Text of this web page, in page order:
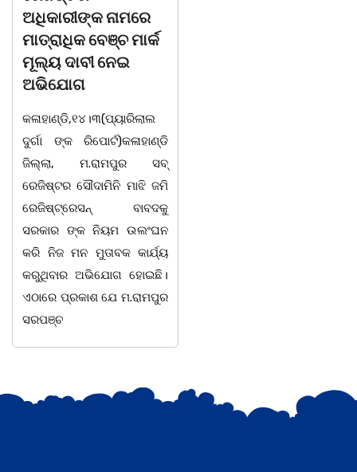
ଅଧିକାରୀଙ୍କ ନାମରେ
ମାତ୍ରାଧିକ ବେଞ୍ଚ ମାର୍କ
ମୂଲ୍ୟ ଦାବୀ ନେଇ
ଅଭିଯୋଗ
କଳାହାଣ୍ଡି,୧୪।୩(ପ୍ୟାରିଲାଲ
ଦୁର୍ଗା ଙ୍କ ରିପୋର୍ଟ)କଳାହାଣ୍ଡି
ଜିଲ୍ଲା, ମ.ରାମପୁର ସବ୍
ରେଜିଷ୍ଟର ସୌଦାମିନି ମାଝି ଜମି
ରେଜିଷ୍ଟ୍ରେସନ୍ ବାବଦକୁ
ସରକାର ଙ୍କ ନିୟମ ଉଲଂଘନ
କରି ନିଜ ମନ ମୁତାବକ କାର୍ଯ୍ୟ
କରୁଥିବାର ଅଭିଯୋଗ ହୋଇଛି।
ଏଠାରେ ପ୍ରକାଶ ଯେ ମ.ରାମପୁର
ସରପଞ୍ଚ